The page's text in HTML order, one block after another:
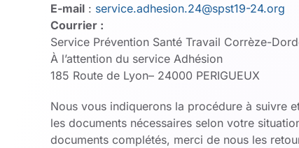
E-mail : service.adhesion.24@spst19-24.org
Courrier :
Service Prévention Santé Travail Corrèze-
À l’attention du service Adhésion
185 Route de Lyon– 24000 PERIGUEUX
Nous vous indiquerons la procédure à suivre
les documents nécessaires selon votre
documents complétés, merci de nous les